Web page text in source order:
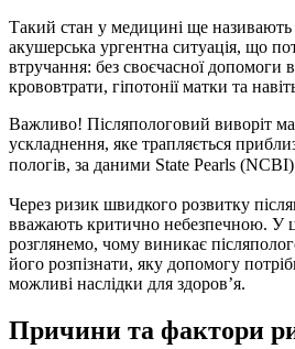
Такий стан у медицині ще
акушерська ургентна ситуація, що
втручання: без своєчасної допомоги
крововтрати, гіпотонії матки та
Важливо! Післяпологовий виворіт
ускладнення, яке трапляється
пологів, за даними State Pearls
Через ризик швидкого розвитку
вважають критично небезпечною. У
розглянемо, чому виникає
його розпізнати, яку допомогу
можливі наслідки для здоров’я.
Причини та фактори